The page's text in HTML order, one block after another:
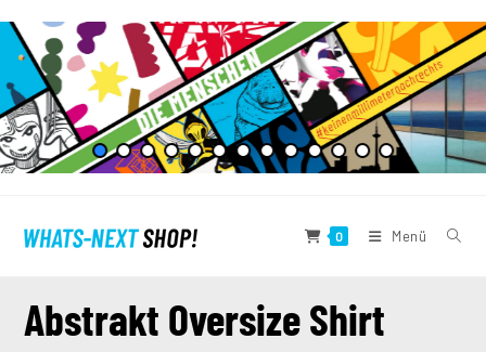
Inhalt
springen
0 Menü
Abstrakt Oversize Shirt